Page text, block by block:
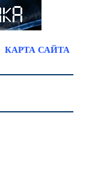
КАРТА САЙТА